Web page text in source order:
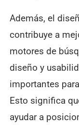
Además, el
contribuye a
motores de
diseño y
importantes
Esto significa
ayudar a